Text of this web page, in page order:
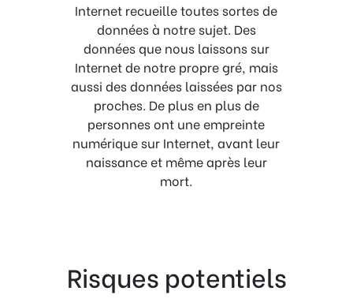
Internet recueille toutes sortes de
données à notre sujet. Des
données que nous laissons sur
Internet de notre propre gré, mais
aussi des données laissées par nos
proches. De plus en plus de
personnes ont une empreinte
numérique sur Internet, avant leur
naissance et même après leur
mort.
Risques potentiels